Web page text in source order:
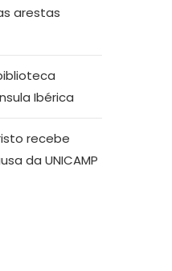
arestas
Ibérica
recebe
da UNICAMP